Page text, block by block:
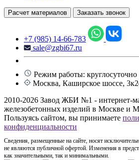
Расчет материалов Заказать звонок
+7 (985) 14-66-783
sale@zgbi67.ru
Режим работы: круглосуточно
Москва, Каширское шоссе,
2010-2026 Завод ЖБИ №1 - интернет-
железобетонных изделий в Москве и
Пользуясь сайтом, вы принимаете
конфиденциальности
Сведения, размещенные на сайте, носят
не являются публичной офертой. Изменения в
как значительными, так и минимальными.